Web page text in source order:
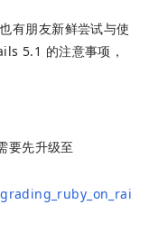
有朋友新鲜尝试与使
5.1 的注意事项，
要先升级至